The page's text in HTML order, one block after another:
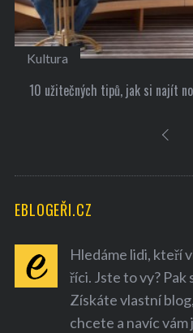
Kultura
10 užitečných tipů, jak si najít
EBLOGEŘI.CZ
Hledáme lidi, kteří
říci. Jste to vy? Pak
Získáte vlastní
chcete a navíc vám